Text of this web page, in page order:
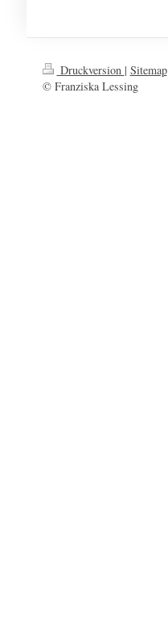
Druckversion | Sitemap
© Franziska Lessing